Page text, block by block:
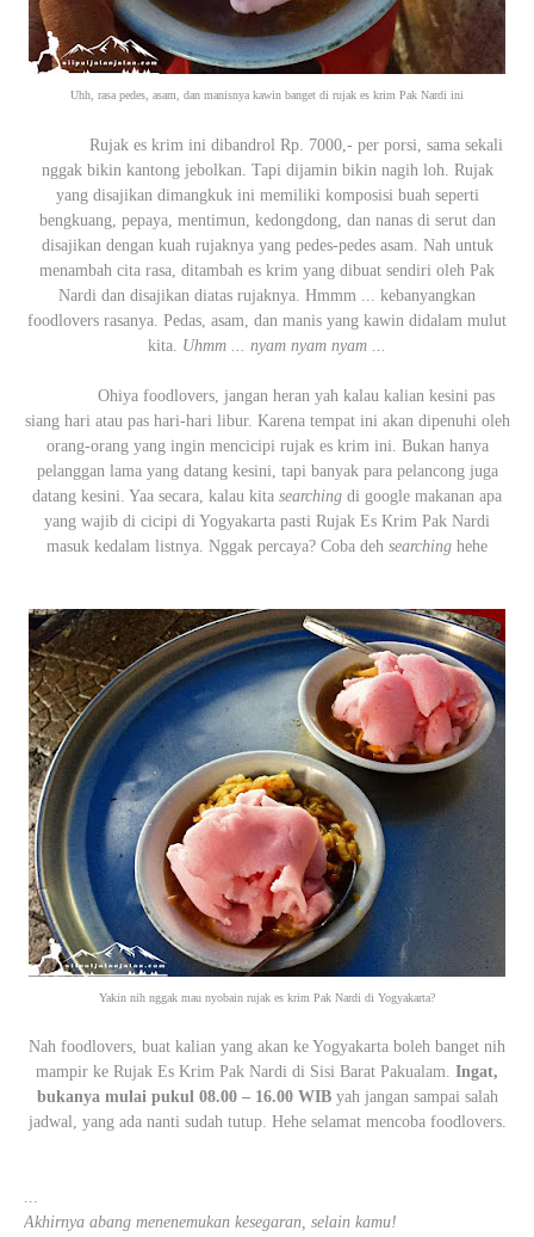
Uhh, rasa pedes, asam, dan manisnya kawin banget di rujak es krim Pak Nardi ini
Rujak es krim ini dibandrol Rp. 7000,- per porsi, sama sekali
nggak bikin kantong jebolkan. Tapi dijamin bikin nagih loh. Rujak
yang disajikan dimangkuk ini memiliki komposisi buah seperti
bengkuang, pepaya, mentimun, kedongdong, dan nanas di serut dan
disajikan dengan kuah rujaknya yang pedes-pedes asam. Nah untuk
menambah cita rasa, ditambah es krim yang dibuat sendiri oleh Pak
Nardi dan disajikan diatas rujaknya. Hmmm ... kebanyangkan
foodlovers rasanya. Pedas, asam, dan manis yang kawin didalam mulut
kita. Uhmm ... nyam nyam nyam ...
Ohiya foodlovers, jangan heran yah kalau kalian kesini pas
siang hari atau pas hari-hari libur. Karena tempat ini akan dipenuhi oleh
orang-orang yang ingin mencicipi rujak es krim ini. Bukan hanya
pelanggan lama yang datang kesini, tapi banyak para pelancong juga
datang kesini. Yaa secara, kalau kita searching di google makanan apa
yang wajib di cicipi di Yogyakarta pasti Rujak Es Krim Pak Nardi
masuk kedalam listnya. Nggak percaya? Coba deh searching hehe
Yakin nih nggak mau nyobain rujak es krim Pak Nardi di Yogyakarta?
Nah foodlovers, buat kalian yang akan ke Yogyakarta boleh banget nih
mampir ke Rujak Es Krim Pak Nardi di Sisi Barat Pakualam. Ingat,
bukanya mulai pukul 08.00 – 16.00 WIByah jangan sampai salah
jadwal, yang ada nanti sudah tutup. Hehe selamat mencoba foodlovers.
...
Akhirnya abang menenemukan kesegaran, selain kamu!